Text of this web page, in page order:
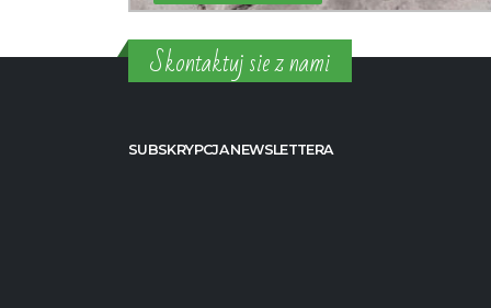
Skontaktuj sie z nami
SUBSKRYPCJA NEWSLETTERA